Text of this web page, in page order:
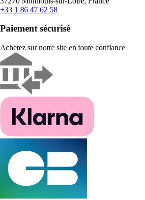
+33 1 86 47 62 58
Paiement sécurisé
Achetez sur notre site en toute confiance